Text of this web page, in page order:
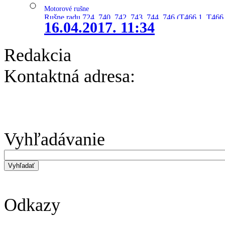
Motorové rušne
Rušne radu 724, 740, 742, 743, 744, 746 (T466.1,
16.04.2017. 11:34
Redakcia
Kontaktná adresa:
Vyhľadávanie
Odkazy